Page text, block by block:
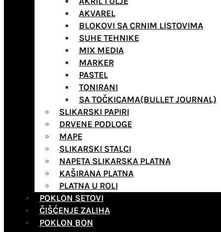
AKVAREL
BLOKOVI SA CRNIM LISTOVIMA
SUHE TEHNIKE
MIX MEDIA
MARKER
PASTEL
TONIRANI
SA TOČKICAMA(BULLET JOURNAL)
SLIKARSKI PAPIRI
DRVENE PODLOGE
MAPE
SLIKARSKI STALCI
NAPETA SLIKARSKA PLATNA
KAŠIRANA PLATNA
PLATNA U ROLI
POKLON SETOVI
ČIŠĆENJE ZALIHA
POKLON BON